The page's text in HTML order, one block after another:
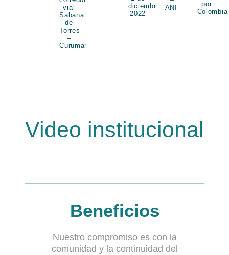
vial
Sabana
de
Torres
–
Curumaní
diciembre
2022
ANI-
por
Colombia
Video institucional
Beneficios
Nuestro compromiso es con la
comunidad y la continuidad del